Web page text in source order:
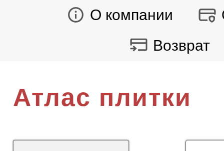
О компании
Возврат
Атлас плитки